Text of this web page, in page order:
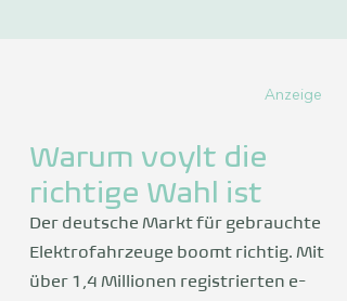
Anzeige
Warum voylt die
richtige Wahl ist
Der deutsche Markt für gebrauchte
Elektrofahrzeuge boomt richtig. Mit
über 1,4 Millionen registrierten e-